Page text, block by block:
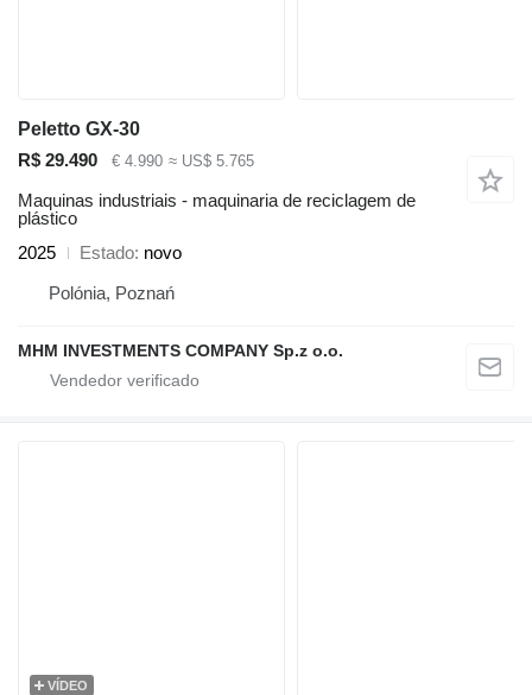
Peletto GX-30
R$ 29.490
€ 4.990 ≈ US$ 5.765
Maquinas industriais - maquinaria de reciclagem de
plástico
2025
Estado novo
Polónia, Poznań
MHM INVESTMENTS COMPANY Sp.z o.o.
VÍDEO